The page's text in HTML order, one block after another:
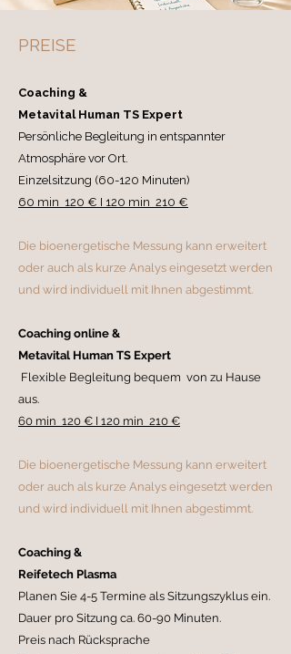
PREISE
Coaching &
Metavital Human TS Expert
Persönliche Begleitung in entspannter
Atmosphäre vor Ort.
Einzelsitzung (60-120 Minuten)
60 min 120 € I 120 min 210 €
Die bioenergetische Messung kann erweitert
oder auch als kurze Analys eingesetzt werden
und wird individuell mit Ihnen abgestimmt.
Coaching online &
Metavital Human TS Expert
Flexible Begleitung bequem von zu Hause
aus.
60 min 120 € I 120 min 210 €
Die bioenergetische Messung kann erweitert
oder auch als kurze Analys eingesetzt werden
und wird individuell mit Ihnen abgestimmt.
Coaching &
Reifetech Plasma
Planen Sie 4-5 Termine als Sitzungszyklus ein.
Dauer pro Sitzung ca. 60-90 Minuten.
Preis nach Rücksprache